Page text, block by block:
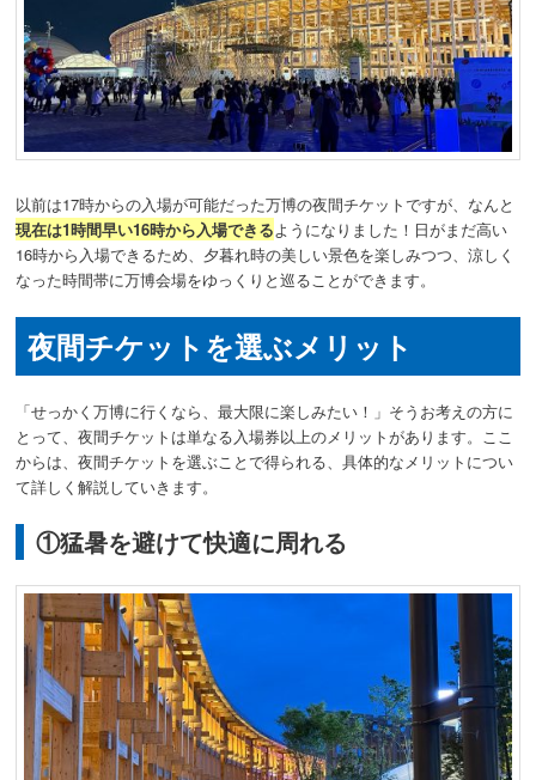
以前は17時からの入場が可能だった万博の夜間チケットですが、なんと
現在は1時間早い16時から入場できるようになりました！日がまだ高い
16時から入場できるため、夕暮れ時の美しい景色を楽しみつつ、涼しく
なった時間帯に万博会場をゆっくりと巡ることができます。
夜間チケットを選ぶメリット
「せっかく万博に行くなら、最大限に楽しみたい！」そうお考えの方に
とって、夜間チケットは単なる入場券以上のメリットがあります。ここ
からは、夜間チケットを選ぶことで得られる、具体的なメリットについ
て詳しく解説していきます。
①猛暑を避けて快適に周れる